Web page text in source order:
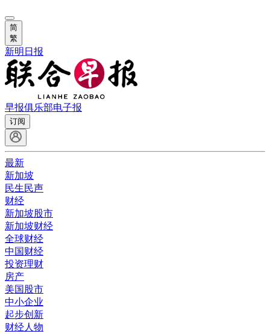
简
繁
新明日报
早报俱乐部电子报
订阅
最新
新加坡
民生民声
财经
新加坡股市
新加坡财经
全球财经
中国财经
投资理财
房产
美国股市
中小企业
起步创新
财经人物